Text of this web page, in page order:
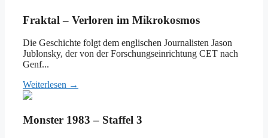
Fraktal – Verloren im Mikrokosmos
Die Geschichte folgt dem englischen Journalisten Jason
Jublonsky, der von der Forschungseinrichtung CET nach
Genf...
Weiterlesen →
Monster 1983 – Staffel 3